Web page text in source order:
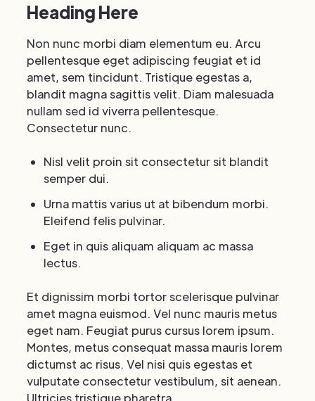
Heading Here
Non nunc morbi diam elementum eu. Arcu
pellentesque eget adipiscing feugiat et id
amet, sem tincidunt. Tristique egestas a,
blandit magna sagittis velit. Diam malesuada
nullam sed id viverra pellentesque.
Consectetur nunc.
Nisl velit proin sit consectetur sit blandit
semper dui.
Urna mattis varius ut at bibendum morbi.
Eleifend felis pulvinar.
Eget in quis aliquam aliquam ac massa
lectus.
Et dignissim morbi tortor scelerisque pulvinar
amet magna euismod. Vel nunc mauris metus
eget nam. Feugiat purus cursus lorem ipsum.
Montes, metus consequat massa mauris lorem
dictumst ac risus. Vel nisi quis egestas et
vulputate consectetur vestibulum, sit aenean.
Ultricies tristique pharetra.